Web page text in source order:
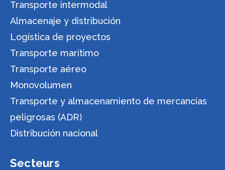
Transporte intermodal
Almacenaje y distribución
Logística de proyectos
Transporte marítimo
Transporte aéreo
Monovolumen
Transporte y almacenamiento de mercancías
peligrosas (ADR)
Distribución nacional
Secteurs